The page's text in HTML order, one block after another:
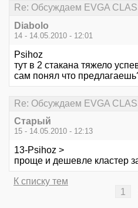
Re: Обсуждаем EVGA
Diabolo
14 - 14.05.2010 - 12:01
Psihoz
тут в 2 стакана тяжело
сам понял что
Re: Обсуждаем EVGA
Старый
15 - 14.05.2010 - 12:13
13-Psihoz >
проще и дешевле кластер
К списку тем
1